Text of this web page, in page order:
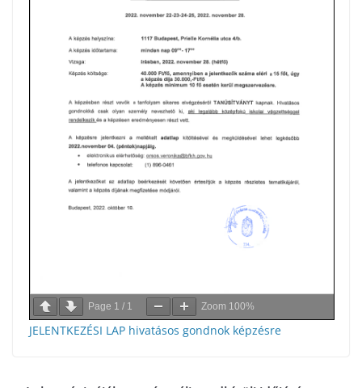
Page 1 / 1 Zoom 100%
JELENTKEZÉSI LAP hivatásos gondnok képzésre